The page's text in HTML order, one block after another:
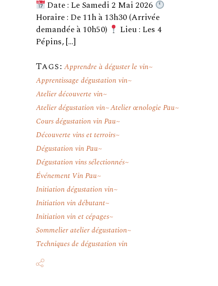
Date : Le Samedi 2 Mai 2026
Horaire : De 11h à 13h30 (Arrivée
demandée à 10h50)
Lieu : Les 4
Pépins, […]
Tags: Apprendre à déguster le vin
Apprentissage dégustation vin
Atelier découverte vin
Atelier dégustation vin Atelier œnologie Pau
Cours dégustation vin Pau
Découverte vins et terroirs
Dégustation vin Pau
Dégustation vins sélectionnés
Événement Vin Pau
Initiation dégustation vin
Initiation vin débutant
Initiation vin et cépages
Sommelier atelier dégustation
Techniques de dégustation vin